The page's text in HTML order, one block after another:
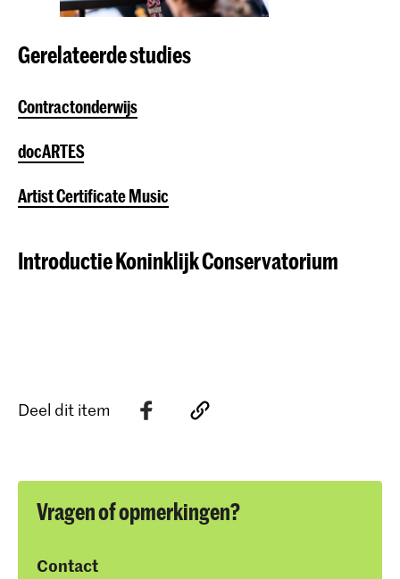
Gerelateerde studies
Contractonderwijs
docARTES
Artist Certificate Music
Introductie Koninklijk Conservatorium
Deel dit item
Vragen of opmerkingen?
Contact